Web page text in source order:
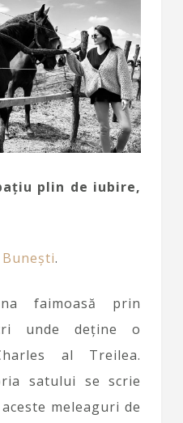
plin de iubire,
Bunești.
faimoasă prin
unde deține o
al Treilea.
satului se scrie
meleaguri de